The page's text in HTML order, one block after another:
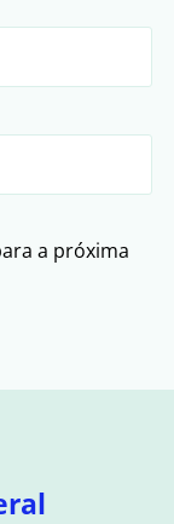
a próxima